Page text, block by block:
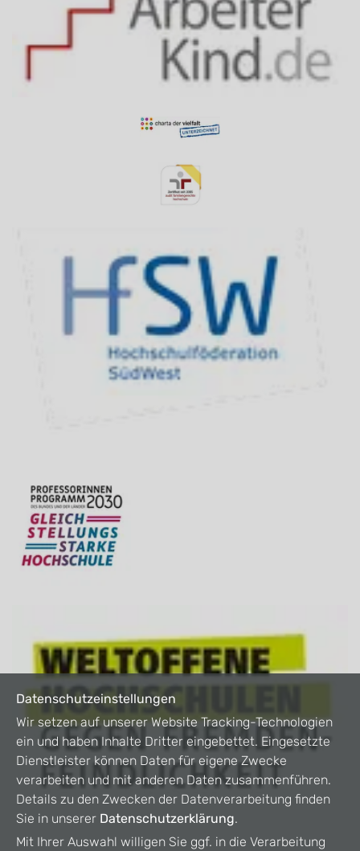
Datenschutzeinstellungen
Wir setzen auf unserer Website Tracking-Technologien
ein und haben Inhalte Dritter eingebettet. Eingesetzte
Dienstleister können Daten für eigene Zwecke
verarbeiten und mit anderen Daten zusammenführen.
Details zu den Zwecken der Datenverarbeitung finden
Sie in unserer Datenschutzerklärung.
Mit Ihrer Auswahl willigen Sie ggf. in die Verarbeitung